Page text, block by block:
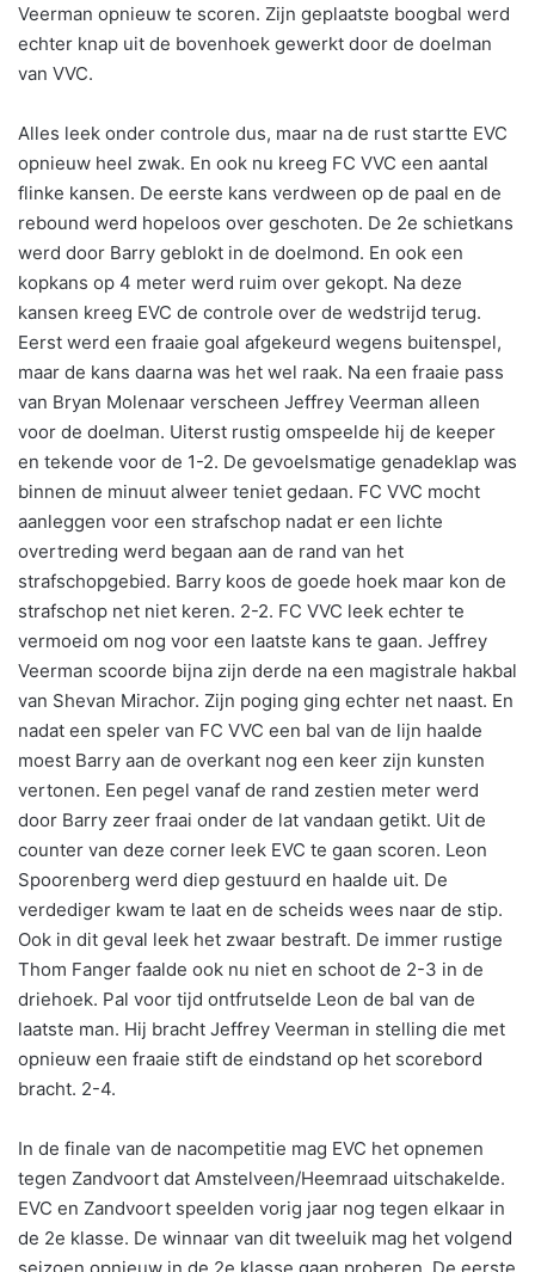
Veerman opnieuw te scoren. Zijn geplaatste boogbal werd
echter knap uit de bovenhoek gewerkt door de doelman
van VVC.
Alles leek onder controle dus, maar na de rust startte EVC
opnieuw heel zwak. En ook nu kreeg FC VVC een aantal
flinke kansen. De eerste kans verdween op de paal en de
rebound werd hopeloos over geschoten. De 2e schietkans
werd door Barry geblokt in de doelmond. En ook een
kopkans op 4 meter werd ruim over gekopt. Na deze
kansen kreeg EVC de controle over de wedstrijd terug.
Eerst werd een fraaie goal afgekeurd wegens buitenspel,
maar de kans daarna was het wel raak. Na een fraaie pass
van Bryan Molenaar verscheen Jeffrey Veerman alleen
voor de doelman. Uiterst rustig omspeelde hij de keeper
en tekende voor de 1-2. De gevoelsmatige genadeklap was
binnen de minuut alweer teniet gedaan. FC VVC mocht
aanleggen voor een strafschop nadat er een lichte
overtreding werd begaan aan de rand van het
strafschopgebied. Barry koos de goede hoek maar kon de
strafschop net niet keren. 2-2. FC VVC leek echter te
vermoeid om nog voor een laatste kans te gaan. Jeffrey
Veerman scoorde bijna zijn derde na een magistrale hakbal
van Shevan Mirachor. Zijn poging ging echter net naast. En
nadat een speler van FC VVC een bal van de lijn haalde
moest Barry aan de overkant nog een keer zijn kunsten
vertonen. Een pegel vanaf de rand zestien meter werd
door Barry zeer fraai onder de lat vandaan getikt. Uit de
counter van deze corner leek EVC te gaan scoren. Leon
Spoorenberg werd diep gestuurd en haalde uit. De
verdediger kwam te laat en de scheids wees naar de stip.
Ook in dit geval leek het zwaar bestraft. De immer rustige
Thom Fanger faalde ook nu niet en schoot de 2-3 in de
driehoek. Pal voor tijd ontfrutselde Leon de bal van de
laatste man. Hij bracht Jeffrey Veerman in stelling die met
opnieuw een fraaie stift de eindstand op het scorebord
bracht. 2-4.
In de finale van de nacompetitie mag EVC het opnemen
tegen Zandvoort dat Amstelveen/Heemraad uitschakelde.
EVC en Zandvoort speelden vorig jaar nog tegen elkaar in
de 2e klasse. De winnaar van dit tweeluik mag het volgend